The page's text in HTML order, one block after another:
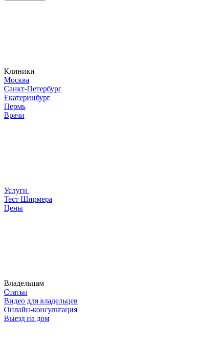
Клиники
Москва
Санкт-Петербург
Екатеринбург
Пермь
Врачи
Услуги
Тест Ширмера
Цены
Владельцам
Статьи
Видео для владельцев
Онлайн-консультация
Выезд на дом